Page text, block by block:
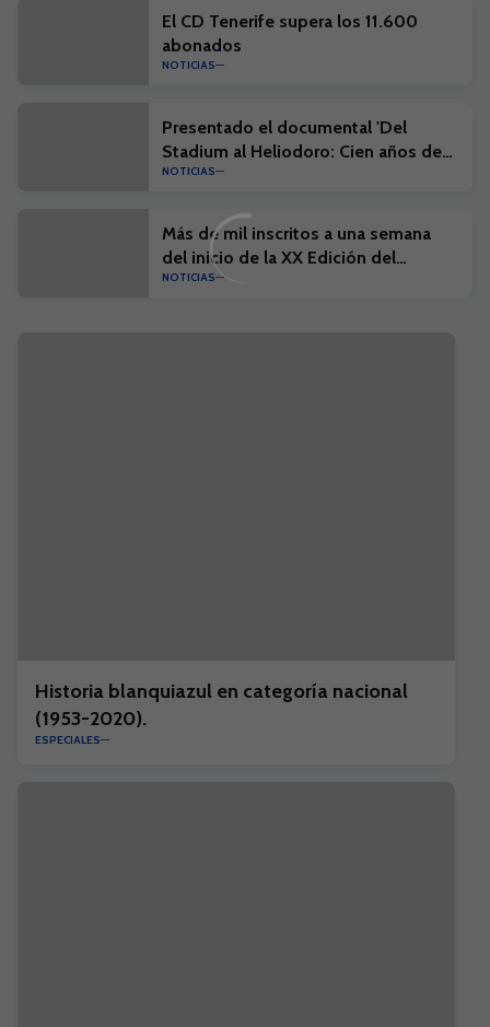
El CD Tenerife supera los 11.600
abonados
NOTICIAS
Presentado el documental 'Del
Stadium al Heliodoro: Cien años de
historia'
NOTICIAS
Más de mil inscritos a una semana
del inicio de la XX Edición del
Campus Suma y el I Campus Suma
NOTICIAS
Historia blanquiazul en categoría nacional
(1953-2020).
ESPECIALES